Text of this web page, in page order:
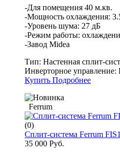
-Для помещения 40 м.кв.
-Мощность охлаждения:
-Уровень шума: 27 дБ
-Режим работы:
-Завод Midea
Тип: Настенная сплит-
Инверторное управление:
Купить Подробнее
Ferrum
(0)
Сплит-система Ferrum
35 000 Руб.